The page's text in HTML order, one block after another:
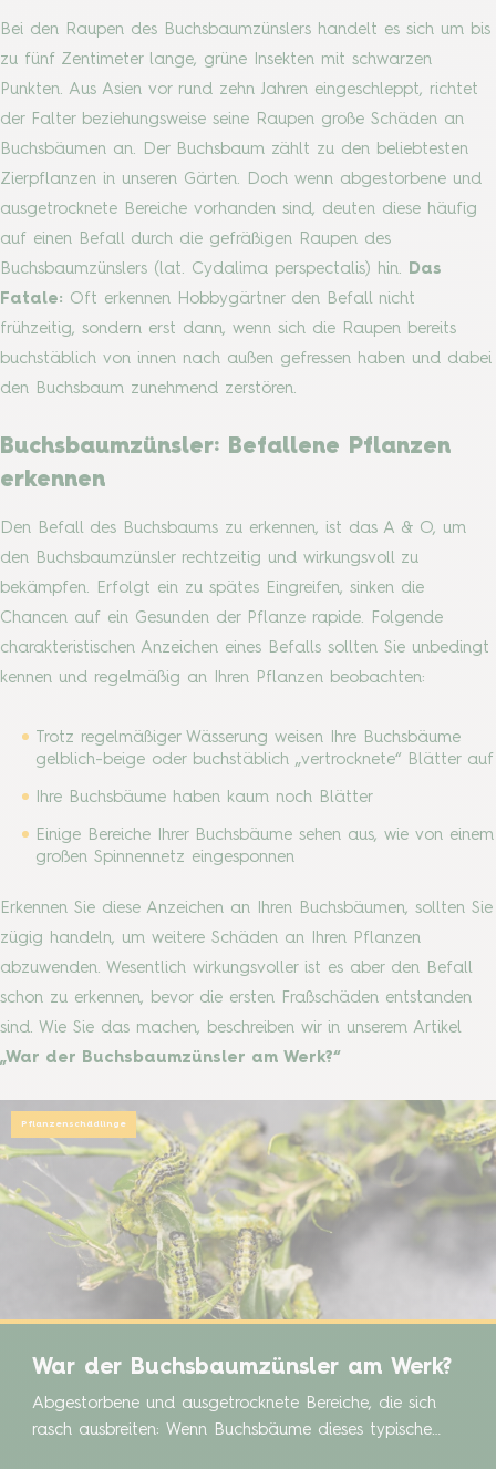
Bei den Raupen des Buchsbaumzünslers handelt es sich um bis
zu fünf Zentimeter lange, grüne Insekten mit schwarzen
Punkten. Aus Asien vor rund zehn Jahren eingeschleppt, richtet
der Falter beziehungsweise seine Raupen große Schäden an
Buchsbäumen an. Der Buchsbaum zählt zu den beliebtesten
Zierpflanzen in unseren Gärten. Doch wenn abgestorbene und
ausgetrocknete Bereiche vorhanden sind, deuten diese häufig
auf einen Befall durch die gefräßigen Raupen des
Buchsbaumzünslers (lat. Cydalima perspectalis) hin. Das
Fatale: Oft erkennen Hobbygärtner den Befall nicht
frühzeitig, sondern erst dann, wenn sich die Raupen bereits
buchstäblich von innen nach außen gefressen haben und dabei
den Buchsbaum zunehmend zerstören.
Buchsbaumzünsler: Befallene Pflanzen
erkennen
Den Befall des Buchsbaums zu erkennen, ist das A & O, um
den Buchsbaumzünsler rechtzeitig und wirkungsvoll zu
bekämpfen. Erfolgt ein zu spätes Eingreifen, sinken die
Chancen auf ein Gesunden der Pflanze rapide. Folgende
charakteristischen Anzeichen eines Befalls sollten Sie unbedingt
kennen und regelmäßig an Ihren Pflanzen beobachten:
Trotz regelmäßiger Wässerung weisen Ihre Buchsbäume
gelblich-beige oder buchstäblich „vertrocknete“ Blätter auf
Ihre Buchsbäume haben kaum noch Blätter
Einige Bereiche Ihrer Buchsbäume sehen aus, wie von einem
großen Spinnennetz eingesponnen
Erkennen Sie diese Anzeichen an Ihren Buchsbäumen, sollten Sie
zügig handeln, um weitere Schäden an Ihren Pflanzen
abzuwenden. Wesentlich wirkungsvoller ist es aber den Befall
schon zu erkennen, bevor die ersten Fraßschäden entstanden
sind. Wie Sie das machen, beschreiben wir in unserem Artikel
„War der Buchsbaumzünsler am Werk?“
War der Buchsbaumzünsler am Werk?
Abgestorbene und ausgetrocknete Bereiche, die sich
rasch ausbreiten: Wenn Buchsbäume dieses typische
Pflanzenschädlinge